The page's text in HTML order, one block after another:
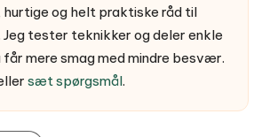
hurtige og helt praktiske råd til
Jeg tester teknikker og deler enkle
mere smag med mindre besvær.
sæt spørgsmål.